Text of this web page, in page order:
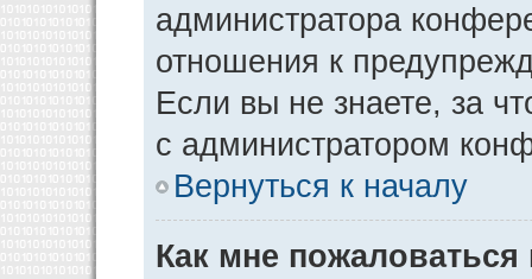
администратора
отношения к
Если вы не знаете, за
с администратором
Вернуться к началу
Как мне